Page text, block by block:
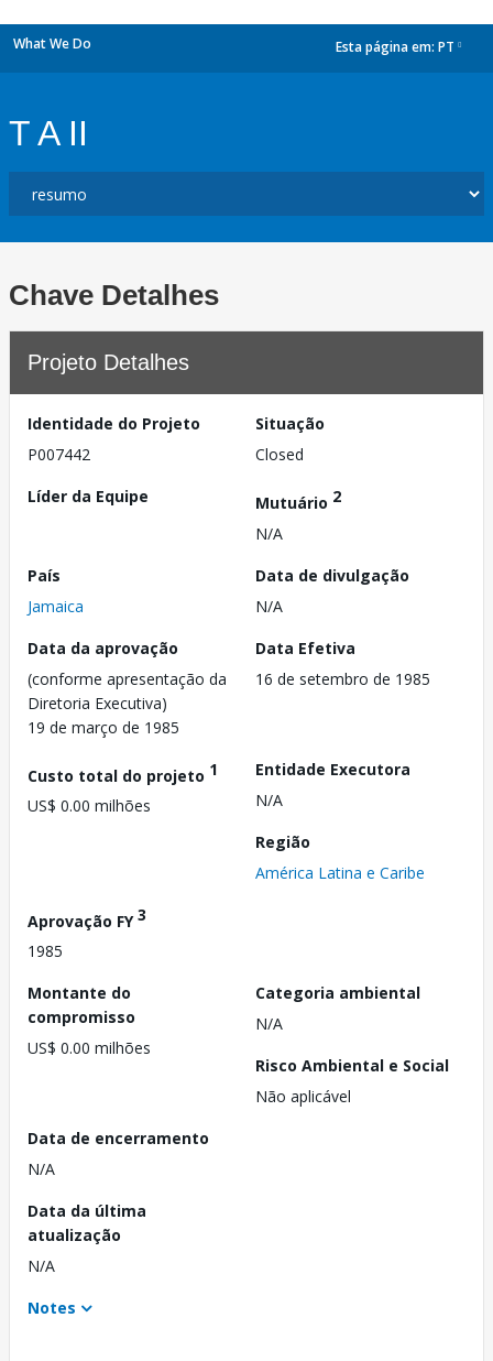
What We Do Esta página em: PT
T A II
Chave Detalhes
Projeto Detalhes
Identidade do Projeto
P007442
Situação
Closed
Líder da Equipe
Mutuário 2
N/A
País
Jamaica
Data de divulgação
N/A
Data da aprovação
(conforme apresentação da
Diretoria Executiva)
19 de março de 1985
Data Efetiva
16 de setembro de 1985
Custo total do projeto 1
US$ 0.00 milhões
Entidade Executora
N/A
Região
América Latina e Caribe
Aprovação FY3
1985
Montante do
compromisso
US$ 0.00 milhões
Categoria ambiental
N/A
Risco Ambiental e Social
Não aplicável
Data de encerramento
N/A
Data da última
atualização
N/A
Notes